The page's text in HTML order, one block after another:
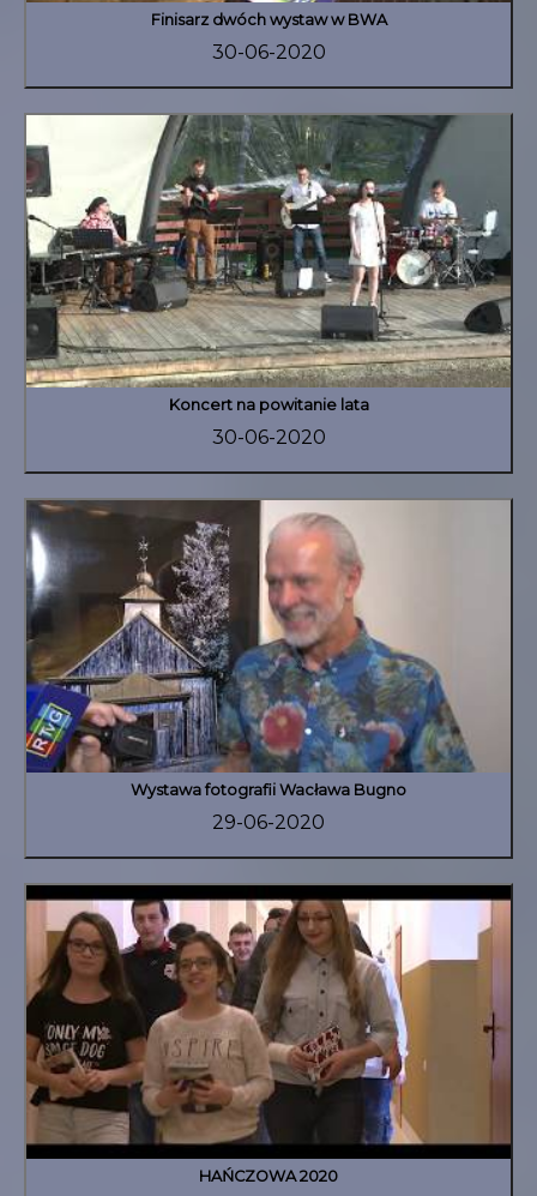
Finisarz dwóch wystaw w BWA
30-06-2020
Koncert na powitanie lata
30-06-2020
Wystawa fotografii Wacława Bugno
29-06-2020
HAŃCZOWA 2020